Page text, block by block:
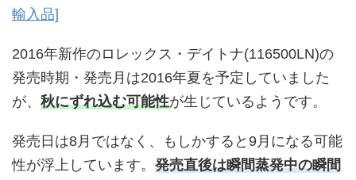
輸入品]
2016年新作のロレックス・デイトナ(116500LN)の
発売時期・発売月は2016年夏を予定していました
が、 秋にずれ込む可能性が生じているようです。
発売日は8月ではなく、もしかすると9月になる可能
性が浮上しています。 発売直後は瞬間蒸発中の瞬間